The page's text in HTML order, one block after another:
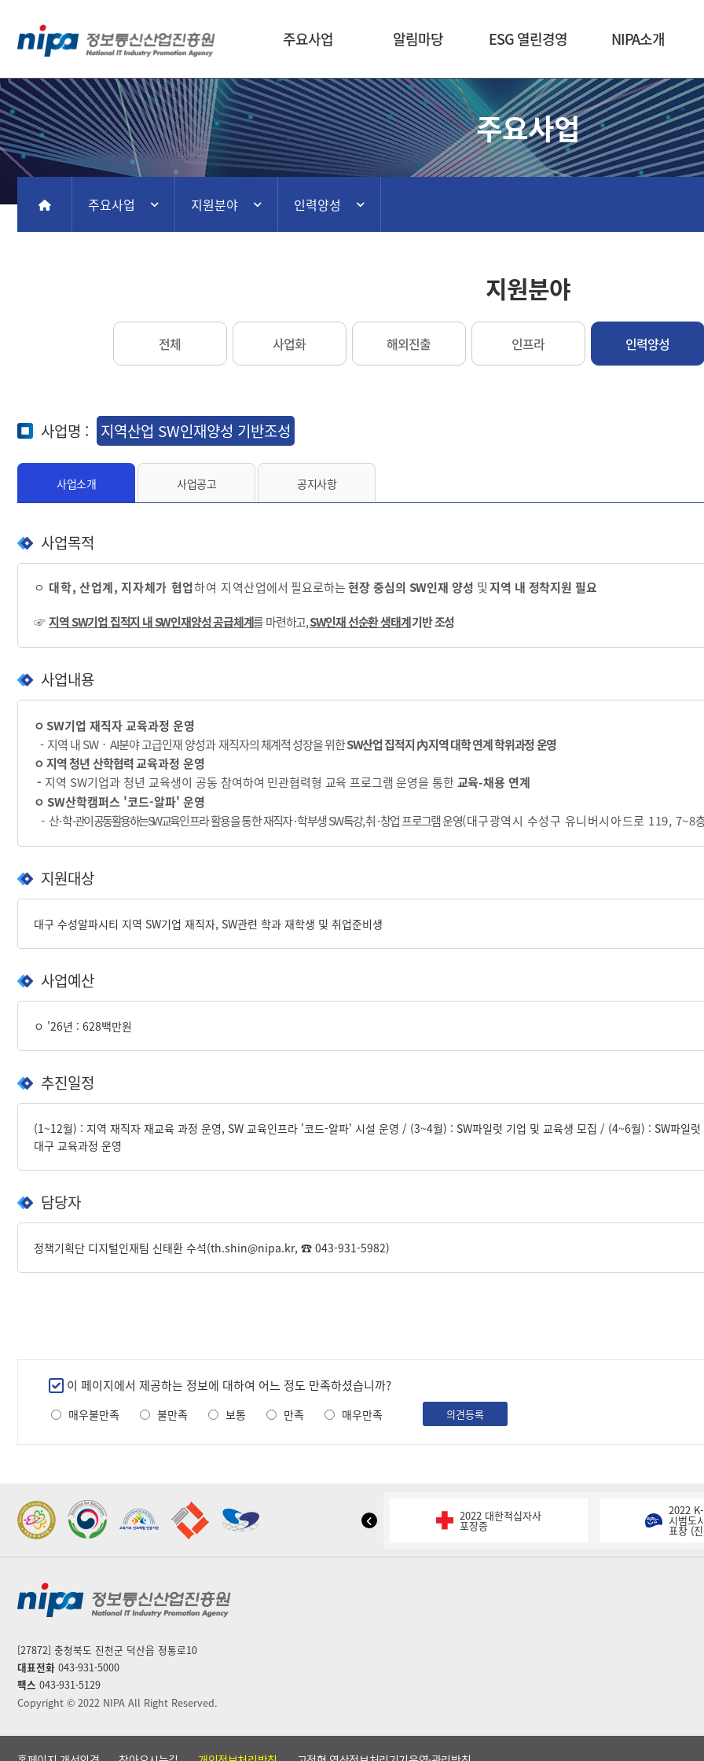
주요사업 알림마당 ESG 열린경영 NIPA소개
주요사업
홈 주요사업 지원분야 인력양성
지원분야
전체 사업화 해외진출 인프라 인력양성
사업명 : 지역산업 SW인재양성 기반조성
사업소개 사업공고 공지사항
사업목적
ㅇ 대학,산업계,지자체가 협업하여 지역산업에서 필요로하는현장 중심의 SW인재 양성 및지역 내 정착지원 필요
☞지역SW기업 집적지 내SW인재양성 공급체계를 마련하고,SW인재 선순환 생태계기반 조성
사업내용
ㅇ SW기업 재직자 교육과정 운영
- 지역 내SW‧ AI분야 고급인재 양성과 재직자의체계적 성장을 위한SW산업 집적지內지역 대학 연계 학위과정운영
ㅇ 지역 청년 산학협력교육과정 운영
- 지역 SW기업과 청년 교육생이 공동 참여하여 민관협력형 교육 프로그램 운영을 통한교육-채용 연계
ㅇ SW산학캠퍼스 '코드-알파' 운영
- 산·학·관이 공동 활용하는 SW교육인프라 활용을 통한 재직자·학부생SW특강,취·창업 프로그램 운영(대구광역시 수성구 유니버시아드로 119, 7~8
지원대상
대구 수성알파시티 지역 SW기업 재직자, SW관련 학과 재학생 및 취업준비생
사업예산
ㅇ '26년 : 628백만원
추진일정
(1~12월) : 지역 재직자 재교육 과정 운영, SW 교육인프라 '코드-알파' 시설 운영 / (3~4월) : SW파일럿 기업 및 교육생 모집 / (4~6월) : SW파일
대구 교육과정 운영
담당자
정책기획단 디지털인재팀 신태환 수석(th.shin@nipa.kr, ☎ 043-931-5982)
만
족
도
이 페이지에서 제공하는 정보에 대하여 어느 정도 만족하셨습니까?
매우불만족 불만족 보통 만족 매우만족 의견등록
NIPA
창
2022 가족친화우수기관
표창
2022 지역문제해결
플랫폼 표창
2022 대한적십자사
포장증
2022
시범도
표창 (
[27872] 충청북도 진천군 덕산읍 정통로10
대표전화 043-931-5000
팩스 043-931-5129
Copyright © 2022 NIPA All Right Reserved.